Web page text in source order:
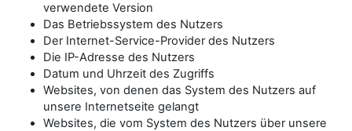
verwendete Version
Das Betriebssystem des Nutzers
Der Internet-Service-Provider des Nutzers
Die IP-Adresse des Nutzers
Datum und Uhrzeit des Zugriffs
Websites, von denen das System des Nutzers auf
unsere Internetseite gelangt
Websites, die vom System des Nutzers über unsere